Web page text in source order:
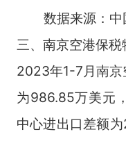
数据来源：
三、南京空港保
2023年1-7月南京
为986.85万美元
中心进出口差额